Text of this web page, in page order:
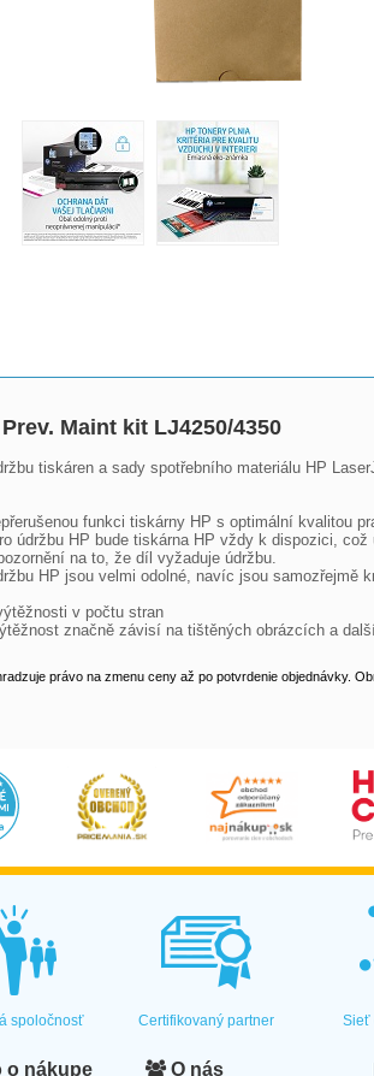
Maint kit LJ4250/4350
tiskáren a sady spotřebního materiálu HP
funkci tiskárny HP s optimální kvalitou
údržbu HP bude tiskárna HP vždy k dispozici,
na to, že díl vyžaduje údržbu.
HP jsou velmi odolné, navíc jsou samozřejmě
v počtu stran
značně závisí na tištěných obrázcích a
právo na zmenu ceny až po potvrdenie objednávky.
spoločnosť Certifikovaný partner Sieť
o nákupe O nás